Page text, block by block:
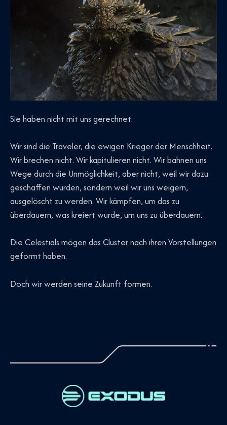
Sie haben nicht mit uns gerechnet.
Wir sind die Traveler, die ewigen Krieger der Menschheit.
Wir brechen nicht. Wir kapitulieren nicht. Wir bahnen uns
Wege durch die Unmöglichkeit, aber nicht, weil wir dazu
geschaffen wurden, sondern weil wir uns weigern,
ausgelöscht zu werden. Wir kämpfen, um das zu
überdauern, was kreiert wurde, um uns zu überdauern.
Die Celestials mögen das Cluster nach ihren Vorstellungen
geformt haben.
Doch wir werden seine Zukunft formen.